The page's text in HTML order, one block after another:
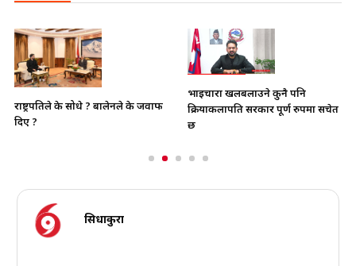
राष्ट्रपतिले के सोधे ? बालेनले के जवाफ
दिए ?
भाइचारा खलबलाउने कुनै पनि
क्रियाकलापप्रति सरकार पूर्ण रुपमा सचेत
छ
सिधाकुरा